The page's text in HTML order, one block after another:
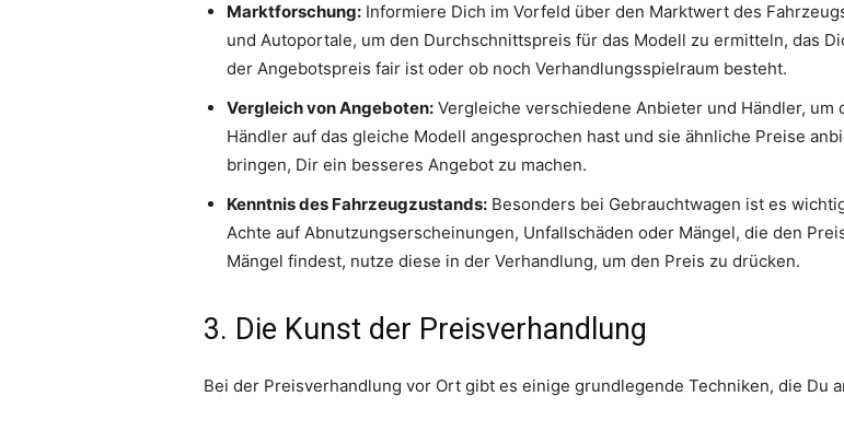
Marktforschung: Informiere Dich im Vorfeld über den Marktwert des
und Autoportale, um den Durchschnittspreis für das Modell zu ermitteln, das
der Angebotspreis fair ist oder ob noch Verhandlungsspielraum besteht.
Vergleich von Angeboten: Vergleiche verschiedene Anbieter und Händler,
Händler auf das gleiche Modell angesprochen hast und sie ähnliche Preise
bringen, Dir ein besseres Angebot zu machen.
Kenntnis des Fahrzeugzustands: Besonders bei Gebrauchtwagen ist es
Achte auf Abnutzungserscheinungen, Unfallschäden oder Mängel, die den
Mängel findest, nutze diese in der Verhandlung, um den Preis zu drücken.
3. Die Kunst der Preisverhandlung
Bei der Preisverhandlung vor Ort gibt es einige grundlegende Techniken, die Du